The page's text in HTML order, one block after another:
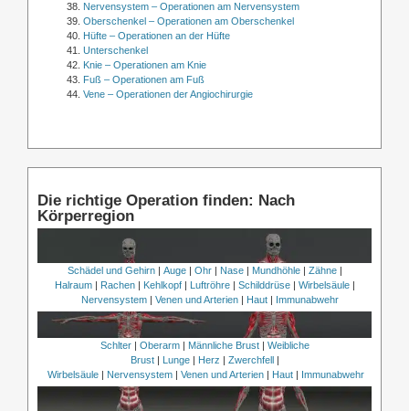
Nervensystem – Operationen am Nervensystem
Oberschenkel – Operationen am Oberschenkel
Hüfte – Operationen an der Hüfte
Unterschenkel
Knie – Operationen am Knie
Fuß – Operationen am Fuß
Vene – Operationen der Angiochirurgie
Die richtige Operation finden: Nach
Körperregion
Schädel und Gehirn| Auge| Ohr| Nase| Mundhöhle| Zähne|
Halraum| Rachen| Kehlkopf| Luftröhre| Schilddrüse| Wirbelsäule|
Nervensystem | Venen und Arterien | Haut | Immunabwehr
Schlter| Oberarm| Männliche Brust| Weibliche
Brust| Lunge| Herz | Zwerchfell|
Wirbelsäule | Nervensystem | Venen und Arterien | Haut | Immunabwehr